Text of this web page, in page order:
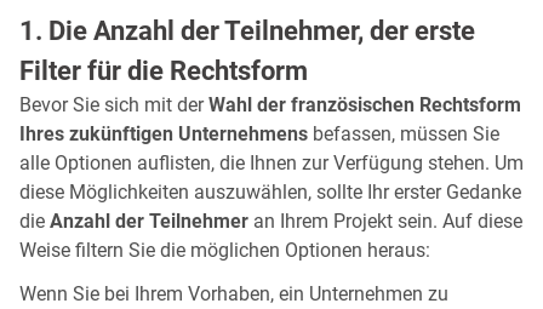
1. Die Anzahl der Teilnehmer, der erste
Filter für die Rechtsform
Bevor Sie sich mit derWahl der französischen Rechtsform
Ihres zukünftigen Unternehmens befassen, müssen Sie
alle Optionen auflisten, die Ihnen zur Verfügung stehen. Um
diese Möglichkeiten auszuwählen, sollte Ihr erster Gedanke
die Anzahl der Teilnehmer an Ihrem Projekt sein. Auf diese
Weise filtern Sie die möglichen Optionen heraus:
Wenn Sie bei Ihrem Vorhaben, ein Unternehmen zu